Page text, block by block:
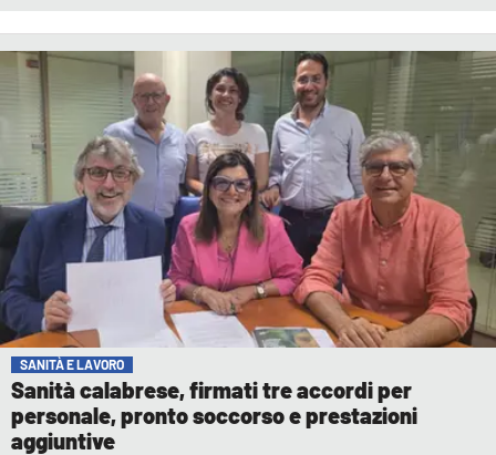
SANITÀ E LAVORO
Sanità calabrese, firmati tre accordi per
personale, pronto soccorso e prestazioni
aggiuntive